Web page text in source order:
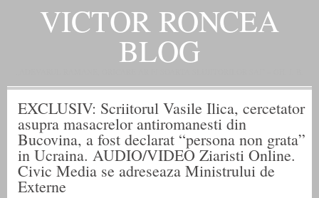
VICTOR RONCEA
BLOG
EXCLUSIV: Scriitorul Vasile Ilica, cercetator
asupra masacrelor antiromanesti din
Bucovina, a fost declarat “persona non grata”
in Ucraina. AUDIO/VIDEO Ziaristi Online.
Civic Media se adreseaza Ministrului de
Externe